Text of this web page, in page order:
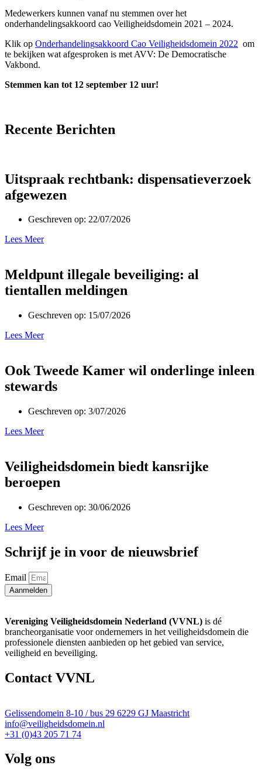
Medewerkers kunnen vanaf nu stemmen over het
onderhandelingsakkoord cao Veiligheidsdomein 2021 – 2024.
Klik op Onderhandelingsakkoord Cao Veiligheidsdomein 2022 om
te bekijken wat afgesproken is met AVV: De Democratische
Vakbond.
Stemmen kan tot 12 september 12 uur!
Recente Berichten
Uitspraak rechtbank: dispensatieverzoek
afgewezen
Geschreven op: 22/07/2026
Lees Meer
Meldpunt illegale beveiliging: al
tientallen meldingen
Geschreven op: 15/07/2026
Lees Meer
Ook Tweede Kamer wil onderlinge inleen
stewards
Geschreven op: 3/07/2026
Lees Meer
Veiligheidsdomein biedt kansrijke
beroepen
Geschreven op: 30/06/2026
Lees Meer
Schrijf je in voor de nieuwsbrief
Email
Aanmelden
Vereniging Veiligheidsdomein Nederland (VVNL) is dé
brancheorganisatie voor ondernemers in het veiligheidsdomein die
professionele diensten aanbieden op het gebied van service,
veiligheid en beveiliging.
Contact VVNL
Gelissendomein 8-10 / bus 29 6229 GJ Maastricht
info@veiligheidsdomein.nl
+31 (0)43 205 71 74
Volg ons